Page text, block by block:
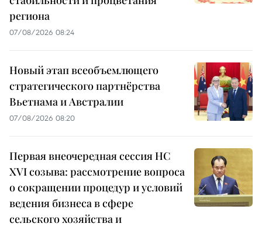
региона
07/08/2026 08:24
Новый этап всеобъемлющего
стратегического партнёрства
Вьетнама и Австралии
07/08/2026 08:20
Первая внеочередная сессия НС
XVI созыва: рассмотрение вопроса
о сокращении процедур и условий
ведения бизнеса в сфере
сельского хозяйства и